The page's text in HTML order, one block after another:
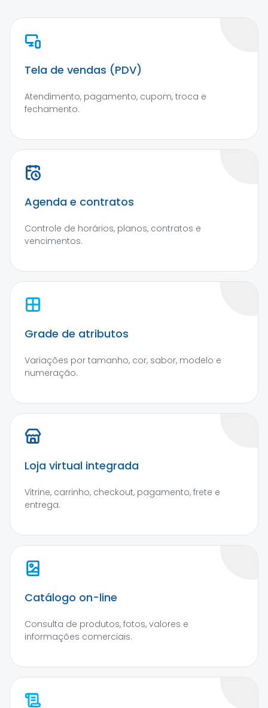
Tela de vendas (PDV)
Atendimento, pagamento, cupom, troca e
fechamento.
Agenda e contratos
Controle de horários, planos, contratos e
vencimentos.
Grade de atributos
Variações por tamanho, cor, sabor, modelo e
numeração.
Loja virtual integrada
Vitrine, carrinho, checkout, pagamento, frete e
entrega.
Catálogo on-line
Consulta de produtos, fotos, valores e
informações comerciais.